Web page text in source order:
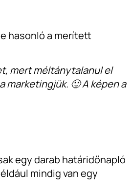
hasonló a merített
mert méltánytalanul el
marketingjük. 🙂 A képen a
egy darab határidőnapló
mindig van egy